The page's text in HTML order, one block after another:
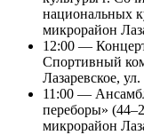
национальных
микрорайон
12:00 —
Спортивный
Лазаревское,
11:00 —
переборы»
микрорайон